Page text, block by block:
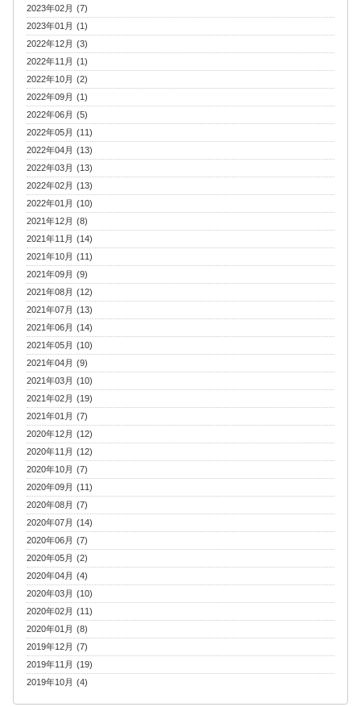
2023年02月 (7)
2023年01月 (1)
2022年12月 (3)
2022年11月 (1)
2022年10月 (2)
2022年09月 (1)
2022年06月 (5)
2022年05月 (11)
2022年04月 (13)
2022年03月 (13)
2022年02月 (13)
2022年01月 (10)
2021年12月 (8)
2021年11月 (14)
2021年10月 (11)
2021年09月 (9)
2021年08月 (12)
2021年07月 (13)
2021年06月 (14)
2021年05月 (10)
2021年04月 (9)
2021年03月 (10)
2021年02月 (19)
2021年01月 (7)
2020年12月 (12)
2020年11月 (12)
2020年10月 (7)
2020年09月 (11)
2020年08月 (7)
2020年07月 (14)
2020年06月 (7)
2020年05月 (2)
2020年04月 (4)
2020年03月 (10)
2020年02月 (11)
2020年01月 (8)
2019年12月 (7)
2019年11月 (19)
2019年10月 (4)